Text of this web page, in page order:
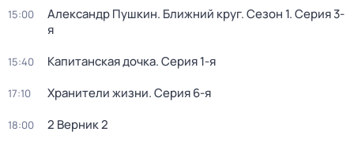
15:00 Александр Пушкин. Ближний круг. Сезон 1. Серия 3-
я
15:40 Капитанская дочка. Серия 1-я
17:10 Хранители жизни. Серия 6-я
18:00 2 Верник 2